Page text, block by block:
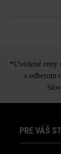
*Uvedené ceny
s odberom
PRE VÁŠ